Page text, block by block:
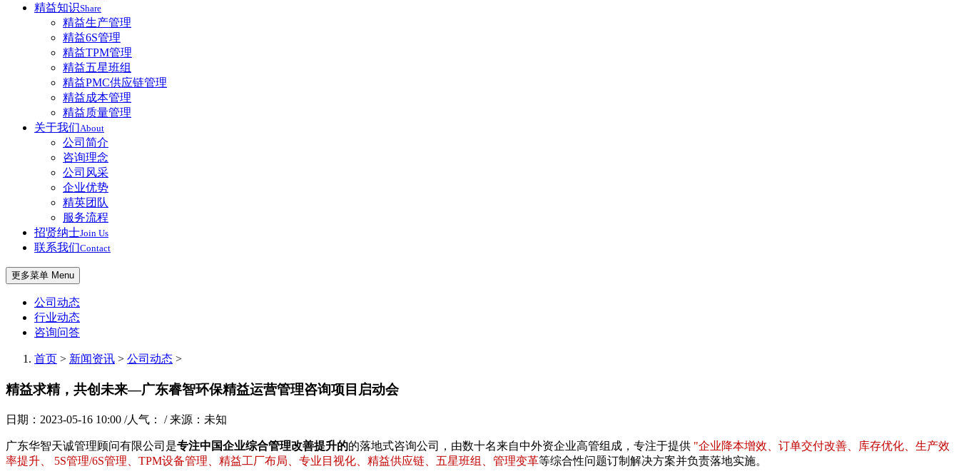
精益知识Share
精益生产管理
精益6S管理
精益TPM管理
精益五星班组
精益PMC供应链管理
精益成本管理
精益质量管理
关于我们About
公司简介
咨询理念
公司风采
企业优势
精英团队
服务流程
招贤纳士Join Us
联系我们Contact
更多菜单 Menu
公司动态
行业动态
咨询问答
首页 > 新闻资讯 > 公司动态 >
精益求精，共创未来—广东睿智环保精益运营管理咨询项目启动会
日期：2023-05-16 10:00 /人气： / 来源：未知
广东华智天诚管理顾问有限公司是专注中国企业综合管理改善提升的的落地式咨询公司，由数十名来自中外资企业高管组成，专注于提供 "企业降本增效、订单交付改善、库存优化、生产效
率提升、 5S管理/6S管理、TPM设备管理、精益工厂布局、专业目视化、精益供应链、五星班组、管理变革等综合性问题订制解决方案并负责落地实施。